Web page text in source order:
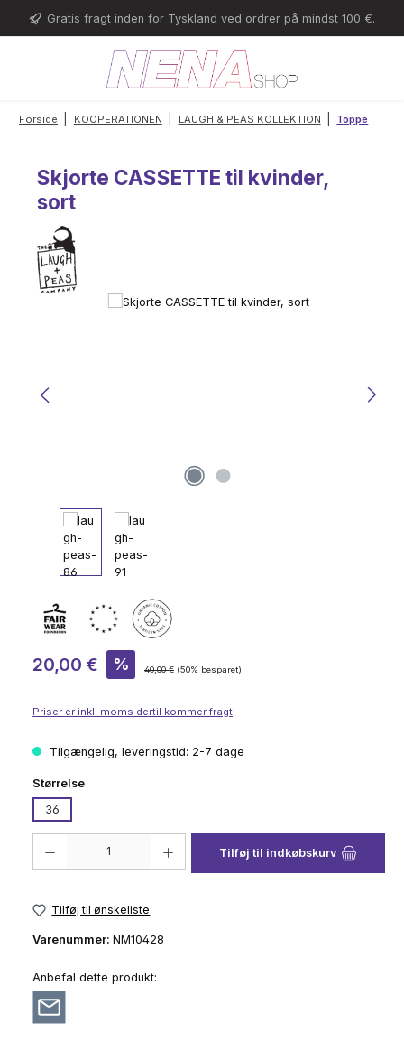
Gå til hovedindhold
Gratis fragt inden for Tyskland ved ordrer på mindst 100 €.
Forside KOOPERATIONEN LAUGH & PEAS KOLLEKTION Toppe
Skjorte CASSETTE til kvinder,
sort
Spring over billedgalleri
Salgspris:
20,00 € % Almindelig pris:
40,00 € (50% besparet)
Priser er inkl. moms dertil kommer fragt
Tilgængelig, leveringstid: 2-7 dage
Vælg
Størrelse
36
Tilføj til indkøbskurv
Tilføj til ønskeliste
Varenummer: NM10428
Anbefal dette produkt: